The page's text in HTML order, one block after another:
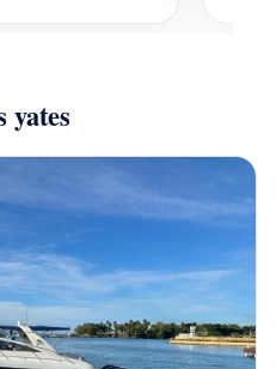
occasion. If
Look no further.
our
yates